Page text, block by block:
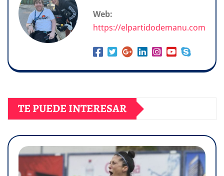
Web:
https://elpartidodemanu.com
TE PUEDE INTERESAR